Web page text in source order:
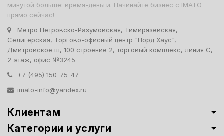
минутой больше: время-деньги. Начинайте бизнес с IMATO
прямо сейчас!
Метро Петровско-Разумовская, Тимирязевская,
Селигерская, Торгово-офисный центр "Норд Хаус",
Дмитровское ш, 100 строение 2, торговый комплекс, линия С,
2 этаж, офис №3245
+7 (495) 150-75-47
imato-info@yandex.ru
Клиентам
Категории и услуги